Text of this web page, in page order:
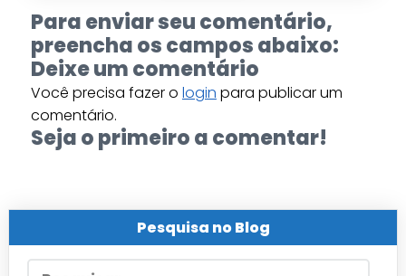
Para enviar seu comentário,
preencha os campos abaixo:
Deixe um comentário
Você precisa fazer o login para publicar um
comentário.
Seja o primeiro a comentar!
Pesquisa no Blog